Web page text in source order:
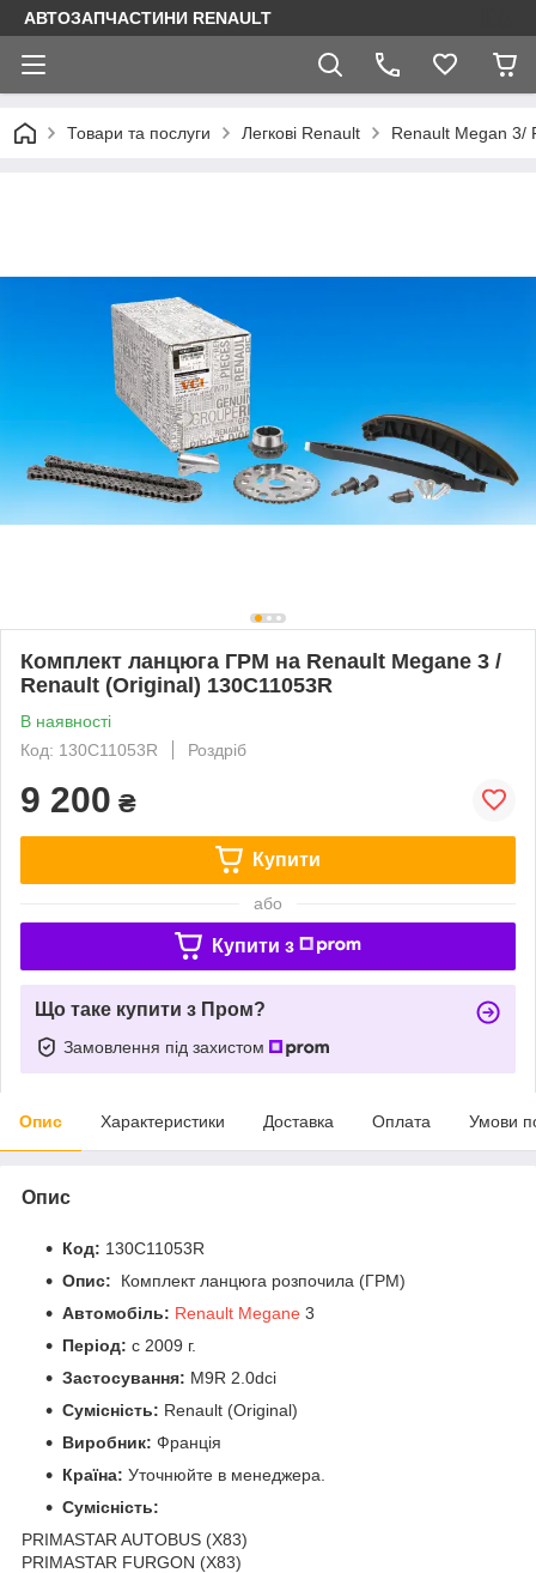
АВТОЗАПЧАСТИНИ RENAULT
Товари та послуги Легкові Renault Renault Megan 3/
Комплект ланцюга ГРМ на Renault Megane 3 /
Renault (Original) 130C11053R
В наявності
Код: 130C11053R
Роздріб
9 200 ₴
Купити
або
Купити з
Що таке купити з Пром?
Замовлення під захистом
Опис Характеристики Доставка Оплата Умови
Опис
Код: 130C11053R
Опис: Комплект ланцюга розпочила (ГРМ)
Автомобіль: Renault Megane 3
Період: c 2009 г.
Застосування: M9R 2.0dci
Сумісність: Renault (Original)
Виробник: Франція
Країна: Уточнюйте в менеджера.
Сумісність:
PRIMASTAR AUTOBUS (X83)
PRIMASTAR FURGON (X83)